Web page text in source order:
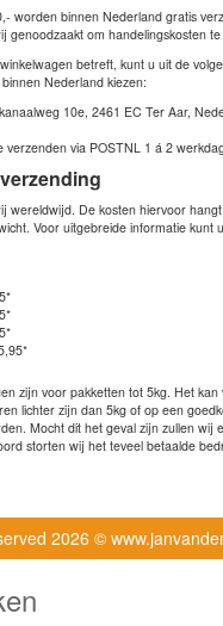
worden binnen Nederland gratis
genoodzaakt om handelingskosten te
betreft, kunt u uit de
Nederland kiezen:
10e, 2461 EC Ter Aar,
verzenden via POSTNL 1 á 2
wereldwijd. De kosten hiervoor
Voor uitgebreide informatie kunt
zijn voor pakketten tot 5kg. Het
lichter zijn dan 5kg of op een
Mocht dit het geval zijn zullen wij
storten wij het teveel betaalde
2026 ©